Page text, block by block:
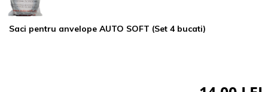
Saci pentru anvelope AUTO SOFT (Set 4 bucati)